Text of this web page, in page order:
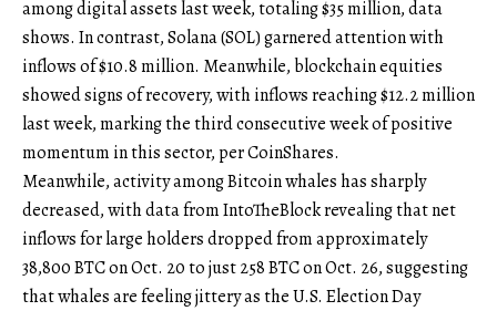
among digital assets last week, totaling $35 million, data
shows. In contrast, Solana (SOL) garnered attention with
inflows of $10.8 million. Meanwhile, blockchain equities
showed signs of recovery, with inflows reaching $12.2 million
last week, marking the third consecutive week of positive
momentum in this sector, per CoinShares.
Meanwhile, activity among Bitcoin whales has sharply
decreased, with data from IntoTheBlock revealing that net
inflows for large holders dropped from approximately
38,800 BTC on Oct. 20 to just 258 BTC on Oct. 26, suggesting
that whales are feeling jittery as the U.S. Election Day